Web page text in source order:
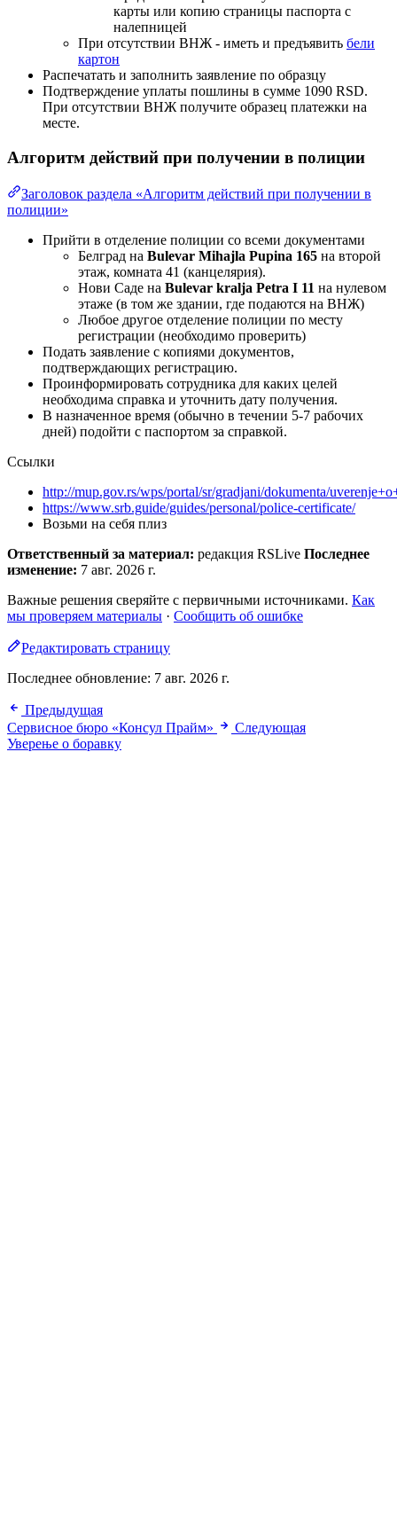
карты или копию страницы паспорта с
налепницей
При отсутствии ВНЖ - иметь и предъявить бели
картон
Распечатать и заполнить заявление по образцу
Подтверждение уплаты пошлины в сумме 1090 RSD.
При отсутствии ВНЖ получите образец платежки на
месте.
Алгоритм действий при получении в полиции
Заголовок раздела «Алгоритм действий при получении в
полиции»
Прийти в отделение полиции со всеми документами
Белград на Bulevar Mihajla Pupina 165 на второй
этаж, комната 41 (канцелярия).
Нови Саде на Bulevar kralja Petra I 11 на нулевом
этаже (в том же здании, где подаются на ВНЖ)
Любое другое отделение полиции по месту
регистрации (необходимо проверить)
Подать заявление с копиями документов,
подтверждающих регистрацию.
Проинформировать сотрудника для каких целей
необходима справка и уточнить дату получения.
В назначенное время (обычно в течении 5-7 рабочих
дней) подойти с паспортом за справкой.
Ссылки
http://mup.gov.rs/wps/portal/sr/gradjani/dokumenta/
https://www.srb.guide/guides/personal/police-certificate/
Возьми на себя плиз
Ответственный за материал: редакция RSLive Последнее
изменение: 7 авг. 2026 г.
Важные решения сверяйте с первичными источниками. Как
мы проверяем материалы · Сообщить об ошибке
Редактировать страницу
Последнее обновление: 7 авг. 2026 г.
Предыдущая
Сервисное бюро «Консул Прайм»
Следующая
Уверење о боравку